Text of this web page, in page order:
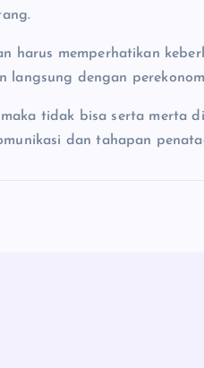
harus memperhatikan
langsung dengan
tidak bisa serta merta
dan tahapan